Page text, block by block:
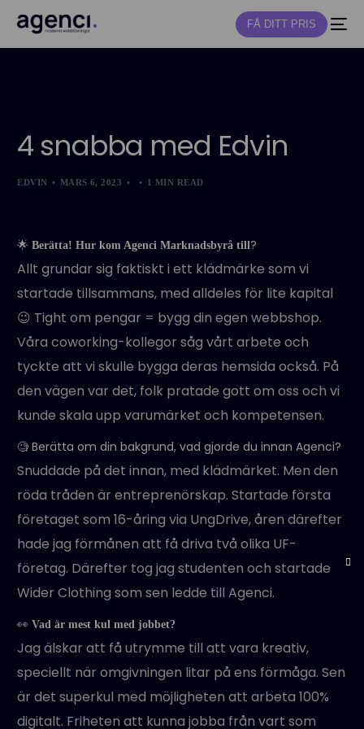
FÅ DITT PRIS
4 snabba med Edvin
EDVIN MARS 6, 2023 1 MIN READ
🌟Berätta! Hur kom Agenci Marknadsbyrå till?
Allt grundar sig faktiskt i ett klädmärke som vi
startade tillsammans, med alldeles för lite kapital
😉 Tight om pengar = bygg din egen webbshop.
Våra coworking-kollegor såg vårt arbete och
tyckte att vi skulle bygga deras hemsida också. På
den vägen var det, folk pratade gott om oss och vi
kunde skala upp varumärket och kompetensen.
🧐 Berätta om din bakgrund, vad gjorde du innan Agenci?
Snuddade på det innan, med klädmärket. Men den
röda tråden är entreprenörskap. Startade första
företaget som 16-åring via UngDrive, åren därefter
hade jag förmånen att få driva två olika UF-
företag. Därefter tog jag studenten och startade
Wider Clothing som sen ledde till Agenci.
👀Vad är mest kul med jobbet?
Jag älskar att få utrymme till att vara kreativ,
speciellt när omgivningen litar på ens förmåga. Sen
är det superkul med möjligheten att arbeta 100%
digitalt. Friheten att kunna jobba från vart som